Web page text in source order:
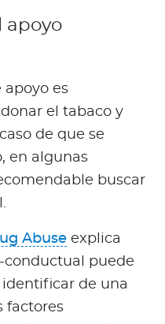
apoyo
apoyo es
el tabaco y
de que se
en algunas
buscar
Abuse explica
puede
identificar de una
factores